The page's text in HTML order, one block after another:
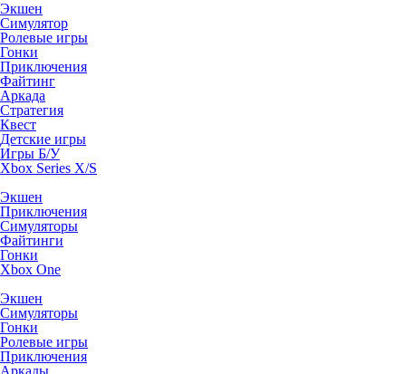
Экшен
Симулятор
Ролевые игры
Гонки
Приключения
Файтинг
Аркада
Стратегия
Квест
Детские игры
Игры Б/У
Xbox Series X/S
Экшен
Приключения
Симуляторы
Файтинги
Гонки
Xbox One
Экшен
Симуляторы
Гонки
Ролевые игры
Приключения
Аркады